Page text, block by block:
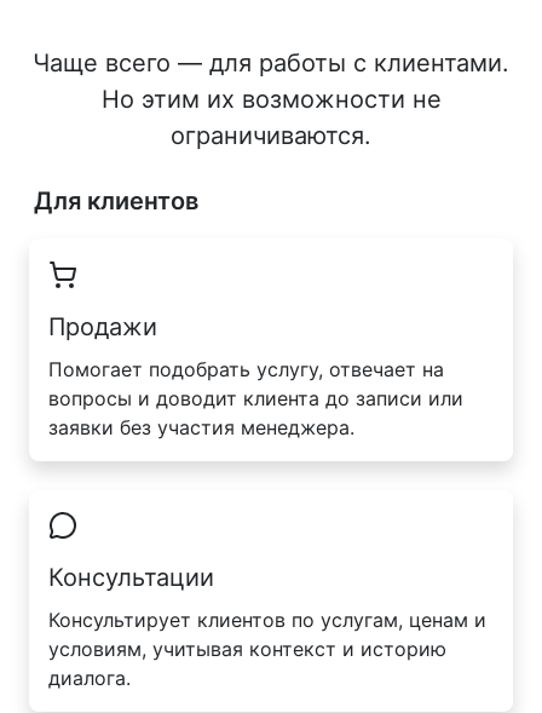
Чаще всего — для работы с клиентами.
Но этим их возможности не
ограничиваются.
Для клиентов
Продажи
Помогает подобрать услугу, отвечает на
вопросы и доводит клиента до записи или
заявки без участия менеджера.
Консультации
Консультирует клиентов по услугам, ценам и
условиям, учитывая контекст и историю
диалога.